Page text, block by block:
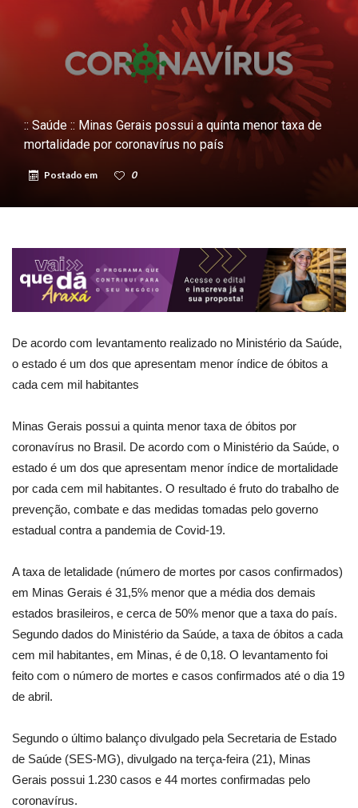
:: Saúde :: Minas Gerais possui a quinta menor taxa de
mortalidade por coronavírus no país
Postado em 0
De acordo com levantamento realizado no Ministério da Saúde,
o estado é um dos que apresentam menor índice de óbitos a
cada cem mil habitantes
Minas Gerais possui a quinta menor taxa de óbitos por
coronavírus no Brasil. De acordo com o Ministério da Saúde, o
estado é um dos que apresentam menor índice de mortalidade
por cada cem mil habitantes. O resultado é fruto do trabalho de
prevenção, combate e das medidas tomadas pelo governo
estadual contra a pandemia de Covid-19.
A taxa de letalidade (número de mortes por casos confirmados)
em Minas Gerais é 31,5% menor que a média dos demais
estados brasileiros, e cerca de 50% menor que a taxa do país.
Segundo dados do Ministério da Saúde, a taxa de óbitos a cada
cem mil habitantes, em Minas, é de 0,18. O levantamento foi
feito com o número de mortes e casos confirmados até o dia 19
de abril.
Segundo o último balanço divulgado pela Secretaria de Estado
de Saúde (SES-MG), divulgado na terça-feira (21), Minas
Gerais possui 1.230 casos e 44 mortes confirmadas pelo
coronavírus.